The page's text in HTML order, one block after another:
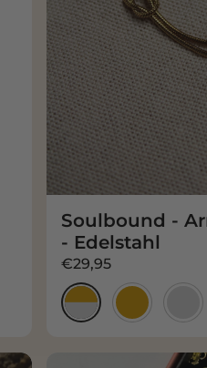
Soulbound -
- Edelstahl
€29,95
Gold & Silber
Gold Silber